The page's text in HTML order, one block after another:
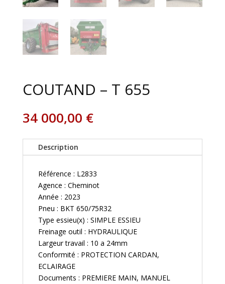
COUTAND – T 655
34 000,00 €
Description
Référence : L2833
Agence : Cheminot
Année : 2023
Pneu : BKT 650/75R32
Type essieu(x) : SIMPLE ESSIEU
Freinage outil : HYDRAULIQUE
Largeur travail : 10 a 24mm
Conformité : PROTECTION CARDAN,
ECLAIRAGE
Documents : PREMIERE MAIN, MANUEL